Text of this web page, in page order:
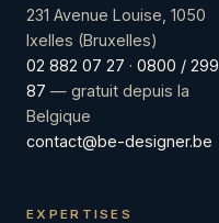
231 Avenue Louise, 1050
Ixelles (Bruxelles)
02 882 07 27 · 0800 / 299
87 — gratuit depuis la
Belgique
contact@be-designer.be
EXPERTISES